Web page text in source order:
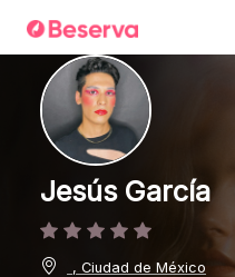
Jesús García
, Ciudad de México